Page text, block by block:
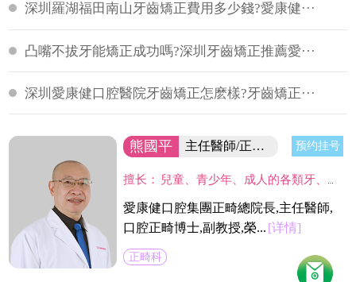
深圳羅湖福田南山牙齒矯正費用多少錢?愛康健···
凸嘴不拔牙能矯正成功嗎?深圳牙齒矯正推薦愛···
深圳愛康健口腔醫院牙齒矯正怎麽樣?牙齒矯正···
熊國平 主任醫師/正畸博士 预约挂号
擅长： 兒童、青少年、成人的各類牙、頜、面畸形的診斷與治療。
愛康健口腔集團正畸總院長,主任醫師,
口腔正畸博士,副教授,榮... [详情]
正畸科